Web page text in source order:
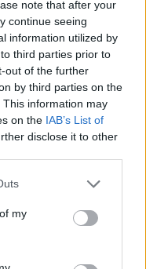
note that after your
continue seeing
information utilized by
third parties prior to
out of the further
by third parties on the
This information may
on the IAB’s List of
disclose it to other
one or more Google
You may click to
third-party tags to
in below Google
my